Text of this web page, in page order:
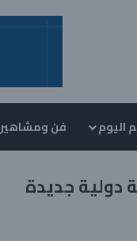
اليوم فن ومشاهير
دولية جديدة